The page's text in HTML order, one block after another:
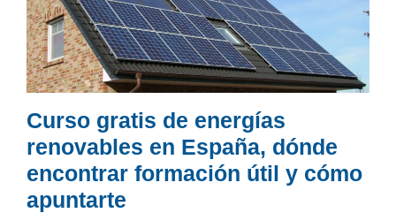
Curso gratis de energías
renovables en España, dónde
encontrar formación útil y cómo
apuntarte